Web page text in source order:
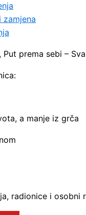
zamjena
prema sebi –
a manje iz grča
radionice i